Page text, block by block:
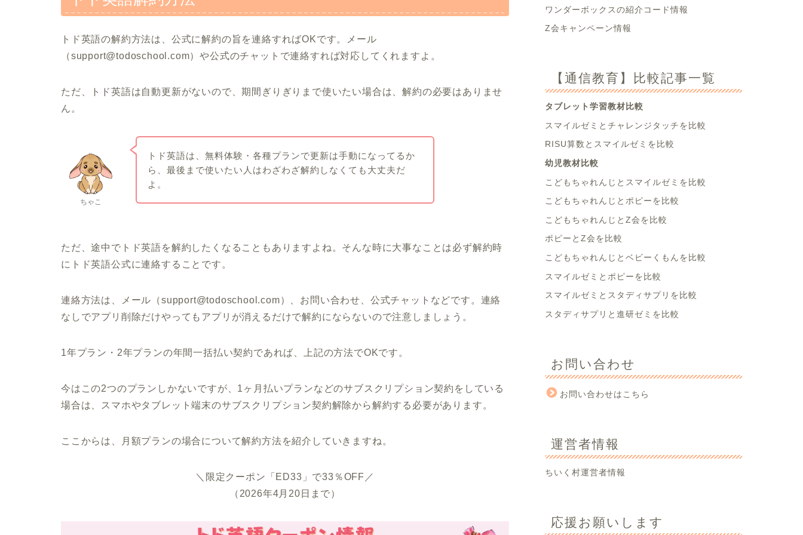
トド英語の解約方法は、公式に解約の旨を連絡すればOKです。メール
（support@todoschool.com）や公式のチャットで連絡すれば対応してくれますよ。
ただ、トド英語は自動更新がないので、期間ぎりぎりまで使いたい場合は、解約の必要はありませ
ん。
ちゃこ
トド英語は、無料体験・各種プランで更新は手動になってるか
ら、最後まで使いたい人はわざわざ解約しなくても大丈夫だ
よ。
ただ、途中でトド英語を解約したくなることもありますよね。そんな時に大事なことは必ず解約時
にトド英語公式に連絡することです。
連絡方法は、メール（support@todoschool.com）、お問い合わせ、公式チャットなどです。連絡
なしでアプリ削除だけやってもアプリが消えるだけで解約にならないので注意しましょう。
1年プラン・2年プランの年間一括払い契約であれば、上記の方法でOKです。
今はこの2つのプランしかないですが、1ヶ月払いプランなどのサブスクリプション契約をしている
場合は、スマホやタブレット端末のサブスクリプション契約解除から解約する必要があります。
ここからは、月額プランの場合について解約方法を紹介していきますね。
＼限定クーポン「ED33」で33％OFF／
（2026年4月20日まで）
ワンダーボックスの紹介コード情報
Z会キャンペーン情報
【通信教育】比較記事一覧
タブレット学習教材比較
スマイルゼミとチャレンジタッチを比較
RISU算数とスマイルゼミを比較
幼児教材比較
こどもちゃれんじとスマイルゼミを比較
こどもちゃれんじとポピーを比較
こどもちゃれんじとZ会を比較
ポピーとZ会を比較
こどもちゃれんじとベビーくもんを比較
スマイルゼミとポピーを比較
スマイルゼミとスタディサプリを比較
スタディサプリと進研ゼミを比較
お問い合わせ
お問い合わせはこちら
運営者情報
ちいく村運営者情報
応援お願いします